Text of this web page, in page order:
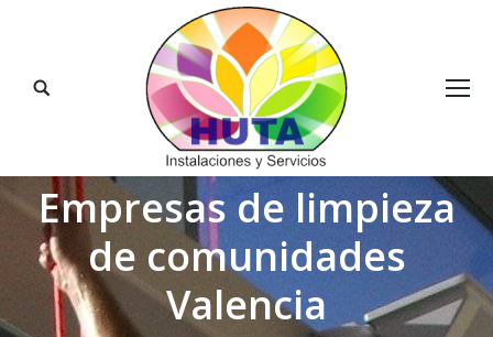
Buscar:
Empresas de limpieza
de comunidades
Valencia